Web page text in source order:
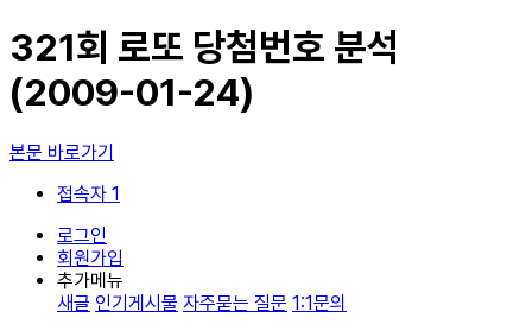
321회 로또 당첨번호 분석
(2009-01-24)
본문 바로가기
접속자 1
로그인
회원가입
추가메뉴
새글 인기게시물 자주묻는 질문 1:1문의